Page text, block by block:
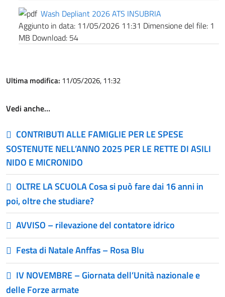
Wash Depliant 2026 ATS INSUBRIA
Aggiunto in data: 11/05/2026 11:31 Dimensione del file: 1
MB Download: 54
Ultima modifica: 11/05/2026, 11:32
Vedi anche…
CONTRIBUTI ALLE FAMIGLIE PER LE SPESE
SOSTENUTE NELL’ANNO 2025 PER LE RETTE DI ASILI
NIDO E MICRONIDO
OLTRE LA SCUOLA Cosa si può fare dai 16 anni in
poi, oltre che studiare?
AVVISO – rilevazione del contatore idrico
Festa di Natale Anffas – Rosa Blu
IV NOVEMBRE – Giornata dell’Unità nazionale e
delle Forze armate